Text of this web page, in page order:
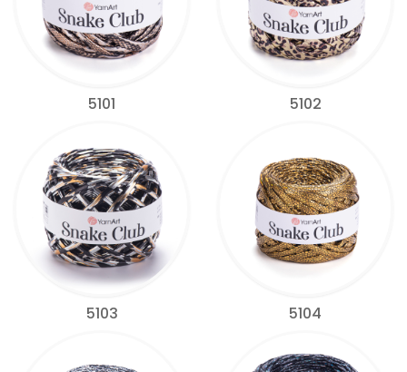
5101 5102
5103 5104